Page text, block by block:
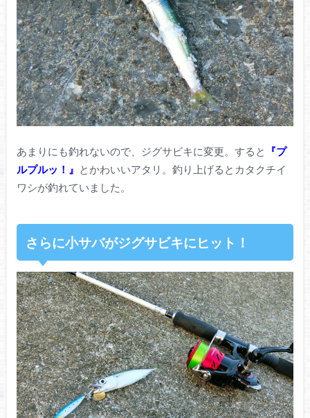
あまりにも釣れないので、ジグサビキに変更。すると
『プ
ルプルッ！』 とかわいいアタリ。釣り上げるとカタクチイ
ワシが釣れていました。
さらに小サバがジグサビキにヒット！